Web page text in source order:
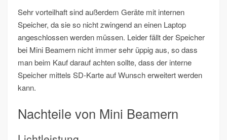
Sehr vorteilhaft sind außerdem Geräte mit internen
Speicher, da sie so nicht zwingend an einen Laptop
angeschlossen werden müssen. Leider fällt der Speicher
bei Mini Beamern nicht immer sehr üppig aus, so dass
man beim Kauf darauf achten sollte, dass der interne
Speicher mittels SD-Karte auf Wunsch erweitert werden
kann.
Nachteile von Mini Beamern